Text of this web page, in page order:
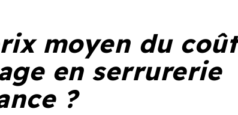
moyen du coût
en serrurerie
?